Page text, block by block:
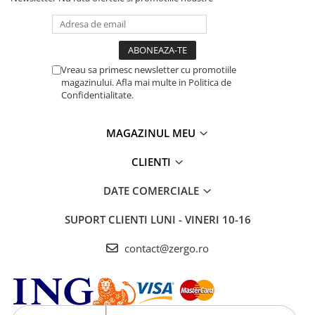
Vreau sa primesc newsletter cu promotiile
magazinului. Afla mai multe in Politica de
Confidentialitate.
MAGAZINUL MEU
CLIENTI
DATE COMERCIALE
SUPORT CLIENTI LUNI - VINERI 10-16
contact@zergo.ro